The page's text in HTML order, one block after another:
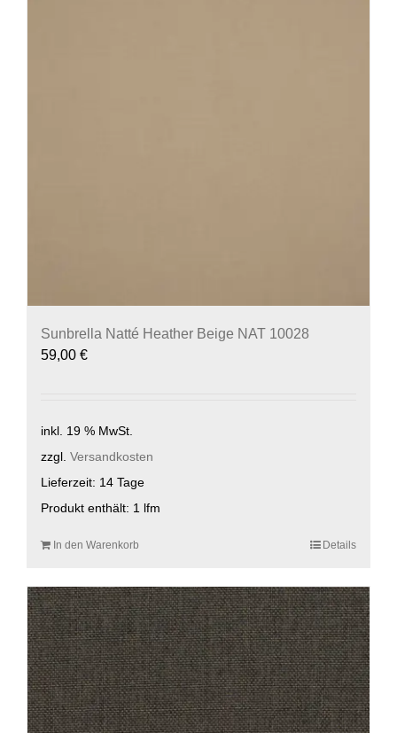
Sunbrella Natté Heather Beige NAT 10028
59,00 €
inkl. 19 % MwSt.
zzgl. Versandkosten
Lieferzeit: 14 Tage
Produkt enthält: 1 lfm
In den Warenkorb Details